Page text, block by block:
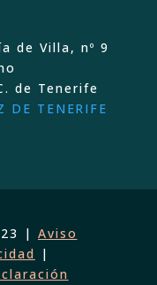
de Villa, nº 9
de Tenerife
DE TENERIFE
| Aviso
|